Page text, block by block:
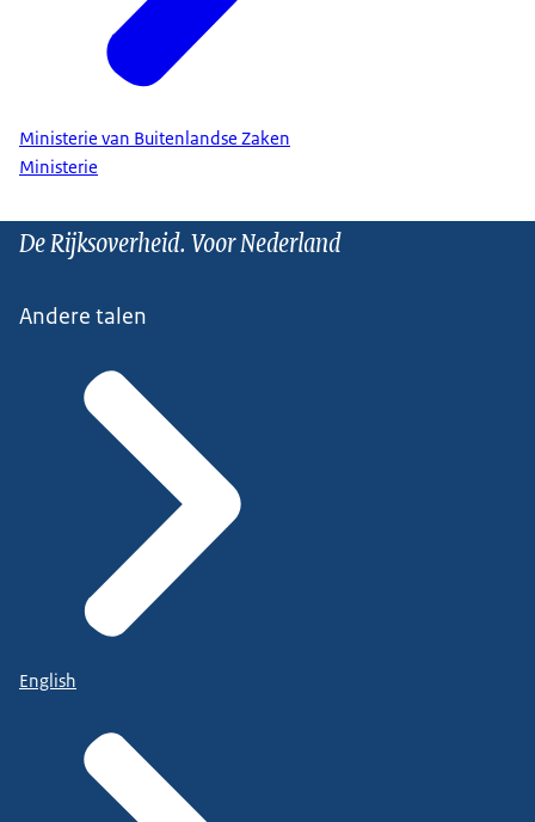
Ministerie van Buitenlandse Zaken
Ministerie
De Rijksoverheid. Voor Nederland
Andere talen
English